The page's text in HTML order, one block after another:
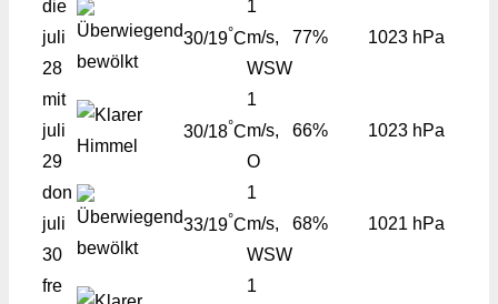
die
juli
28
30/19°C
1
m/s,
WSW
77% 1023 hPa
mit
juli
29
30/18°C
1
m/s,
O
66% 1023 hPa
don
juli
30
33/19°C
1
m/s,
WSW
68% 1021 hPa
fre
1